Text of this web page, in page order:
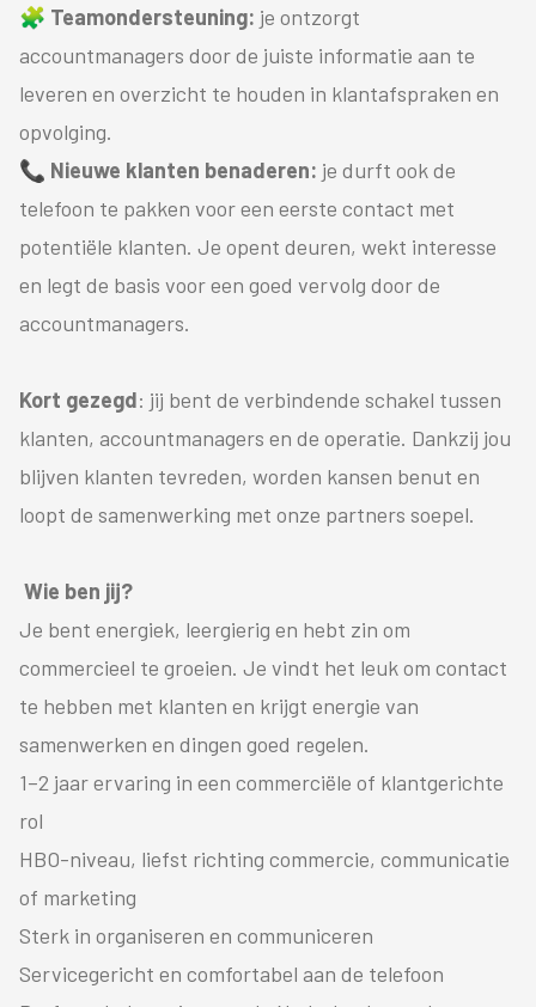
🧩 Teamondersteuning: je ontzorgt
accountmanagers door de juiste informatie aan te
leveren en overzicht te houden in klantafspraken en
opvolging.
📞 Nieuwe klanten benaderen: je durft ook de
telefoon te pakken voor een eerste contact met
potentiële klanten. Je opent deuren, wekt interesse
en legt de basis voor een goed vervolg door de
accountmanagers.
Kort gezegd: jij bent de verbindende schakel tussen
klanten, accountmanagers en de operatie. Dankzij jou
blijven klanten tevreden, worden kansen benut en
loopt de samenwerking met onze partners soepel.
Wie ben jij?
Je bent energiek, leergierig en hebt zin om
commercieel te groeien. Je vindt het leuk om contact
te hebben met klanten en krijgt energie van
samenwerken en dingen goed regelen.
1–2 jaar ervaring in een commerciële of klantgerichte
rol
HBO-niveau, liefst richting commercie, communicatie
of marketing
Sterk in organiseren en communiceren
Servicegericht en comfortabel aan de telefoon